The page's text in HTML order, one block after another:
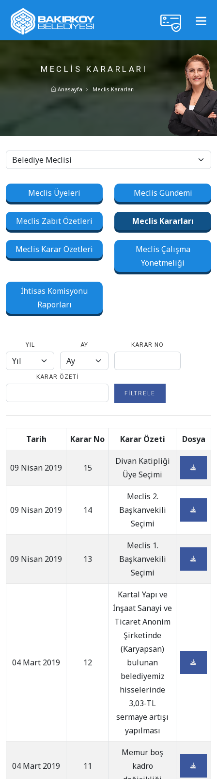
MECLIS KARARLARI
Anasayfa Meclis Kararları
Meclis Üyeleri Meclis Gündemi
Meclis Zabıt Özetleri Meclis Kararları
Meclis Karar Özetleri
Meclis Çalışma
Yönetmeliği
İhtisas Komisyonu
Raporları
YIL AY KARAR NO
KARAR ÖZETI
FILTRELE
Tarih Karar No Karar Özeti Dosya
09 Nisan 2019 15
Divan Katipliği
Üye Seçimi
09 Nisan 2019 14
Meclis 2.
Başkanvekili
Seçimi
09 Nisan 2019 13
Meclis 1.
Başkanvekili
Seçimi
04 Mart 2019 12
Kartal Yapı ve
İnşaat Sanayi ve
Ticaret Anonim
Şirketinde
(Karyapsan)
bulunan
belediyemiz
hisselerinde
3,03-TL
sermaye artışı
yapılması
04 Mart 2019 11
Memur boş
kadro